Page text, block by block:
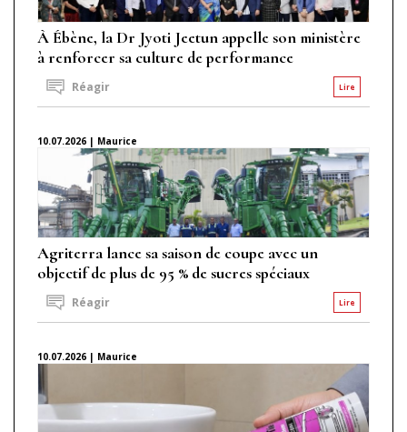
À Ébène, la Dr Jyoti Jeetun appelle son ministère
à renforcer sa culture de performance
Lire
Réagir
10.07.2026 | Maurice
Agriterra lance sa saison de coupe avec un
objectif de plus de 95 % de sucres spéciaux
Lire
Réagir
10.07.2026 | Maurice